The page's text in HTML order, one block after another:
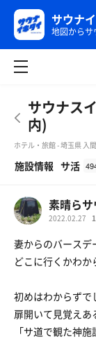
サウナ
地図からサ
サウナス
内)
ホテル・旅館 - 埼玉県 入
施設情報 サ活
素晴ら
2022.02.27 1
妻からのバースデ
どこに行くかわか
初めはわからずで
扉開いて見覚え
「サ道で観た神施